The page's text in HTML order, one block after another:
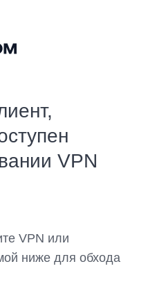
VPN
VPN или
ниже для обхода